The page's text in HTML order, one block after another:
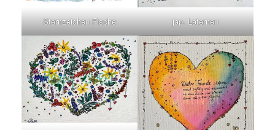
Sternzeichen Fische jap. Laternen